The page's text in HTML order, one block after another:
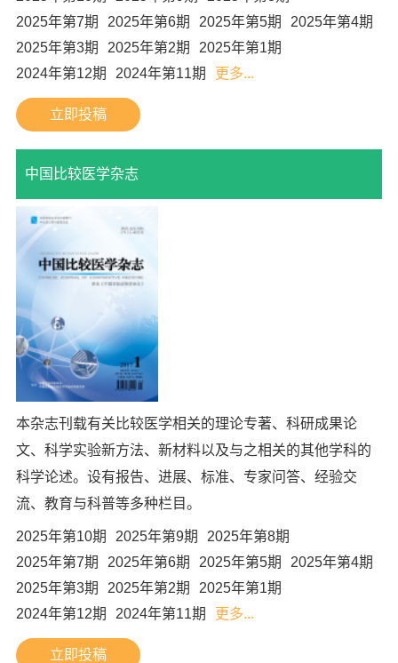
2025年第7期
2025年第6期 2025年第5期
2025年第4期
2025年第3期
2025年第2期
2025年第1期
2024年第12期
2024年第11期 更多...
立即投稿
中国比较医学杂志
本杂志刊载有关比较医学相关的理论专著、科研成果论
文、科学实验新方法、新材料以及与之相关的其他学科的
科学论述。设有报告、进展、标准、专家问答、经验交
流、教育与科普等多种栏目。
2025年第10期 2025年第9期
2025年第8期
2025年第7期
2025年第6期 2025年第5期
2025年第4期
2025年第3期
2025年第2期
2025年第1期
2024年第12期
2024年第11期 更多...
立即投稿